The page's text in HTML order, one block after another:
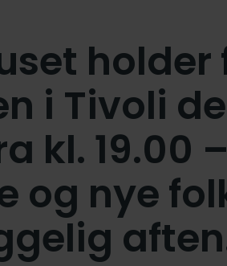
i Tivoli
kl. 19.00
og nye